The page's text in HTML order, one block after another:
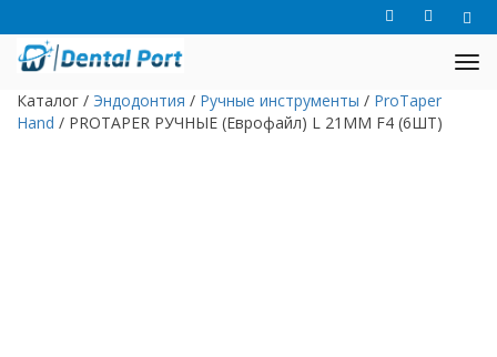
Каталог / Эндодонтия / Ручные инструменты / ProTaper
Hand / PROTAPER РУЧНЫЕ (Еврофайл) L 21ММ F4 (6ШТ)